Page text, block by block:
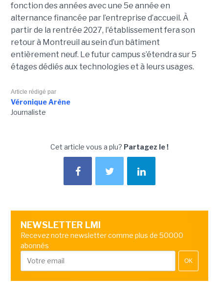
fonction des années avec une 5e année en
alternance financée par l’entreprise d’accueil. À
partir de la rentrée 2027, l'établissement fera son
retour à Montreuil au sein d’un bâtiment
entièrement neuf. Le futur campus s’étendra sur 5
étages dédiés aux technologies et à leurs usages.
Article rédigé par
Véronique Arène
Journaliste
Cet article vous a plu? Partagez le !
NEWSLETTER LMI
Recevez notre newsletter comme plus de 50000
abonnés
OK